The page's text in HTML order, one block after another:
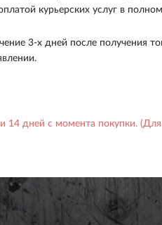
курьерских услуг в
3-х дней после получения
14 дней с момента покупки.